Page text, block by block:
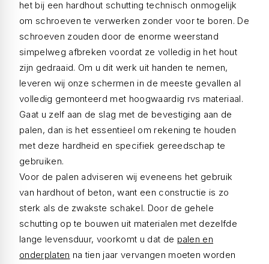
het bij een hardhout schutting technisch onmogelijk
om schroeven te verwerken zonder voor te boren. De
schroeven zouden door de enorme weerstand
simpelweg afbreken voordat ze volledig in het hout
zijn gedraaid. Om u dit werk uit handen te nemen,
leveren wij onze schermen in de meeste gevallen al
volledig gemonteerd met hoogwaardig rvs materiaal.
Gaat u zelf aan de slag met de bevestiging aan de
palen, dan is het essentieel om rekening te houden
met deze hardheid en specifiek gereedschap te
gebruiken.
Voor de palen adviseren wij eveneens het gebruik
van hardhout of beton, want een constructie is zo
sterk als de zwakste schakel. Door de gehele
schutting op te bouwen uit materialen met dezelfde
lange levensduur, voorkomt u dat de palen en
onderplaten na tien jaar vervangen moeten worden